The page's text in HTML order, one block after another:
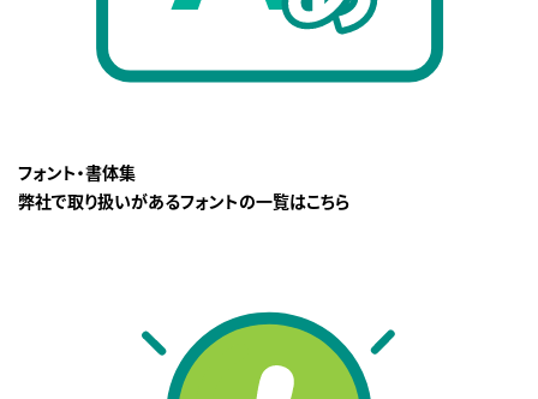
フォント・書体集
弊社で取り扱いがあるフォントの一覧はこちら